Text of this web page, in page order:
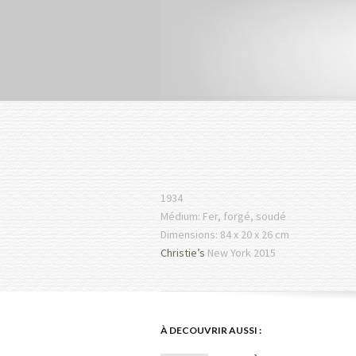
1934
Médium: Fer, forgé, soudé
Dimensions: 84 x 20 x 26 cm
Christie’s New York 2015
À DECOUVRIR AUSSI :